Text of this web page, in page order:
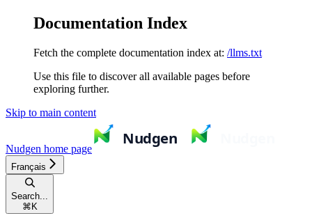
Documentation Index
Fetch the complete documentation index at: /llms.txt
Use this file to discover all available pages before
exploring further.
Skip to main content
Nudgen home page
Français
Search...
⌘ K